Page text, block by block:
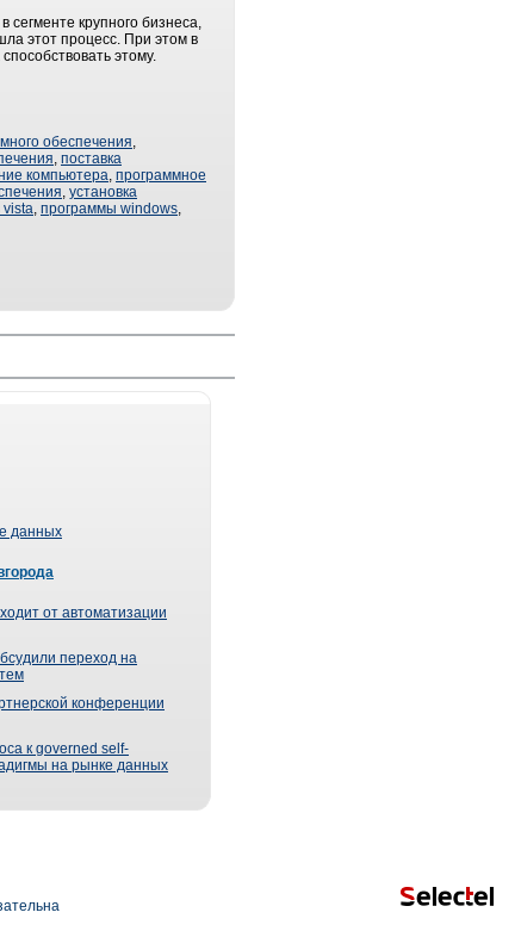
крупного бизнеса,
этот процесс. При этом в
этому.
обеспечения,
, поставка
компьютера, программное
, установка
vista, программы windows,
данных
от автоматизации
переход на
конференции
к governed self-
на рынке данных